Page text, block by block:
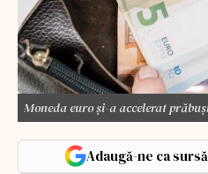
Moneda euro și-a accelerat
Adaugă-ne ca